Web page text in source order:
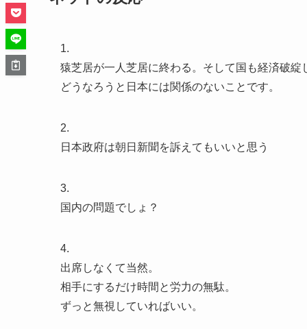
1.
猿芝居が一人芝居に終わる。そして国も経済破綻
どうなろうと日本には関係のないことです。
2.
日本政府は朝日新聞を訴えてもいいと思う
3.
国内の問題でしょ？
4.
出席しなくて当然。
相手にするだけ時間と労力の無駄。
ずっと無視していればいい。